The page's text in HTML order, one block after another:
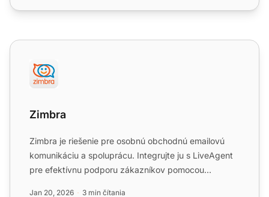
Zimbra
Zimbra
Zimbra je riešenie pre osobnú obchodnú emailovú
komunikáciu a spoluprácu. Integrujte ju s LiveAgent
pre efektívnu podporu zákazníkov pomocou
Jan 20, 2026 3 min čítania